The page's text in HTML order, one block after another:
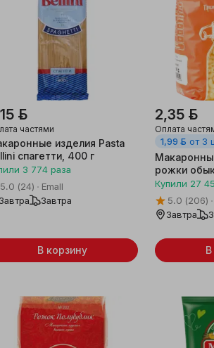
ƃ
частями
изделия Pasta
спагетти, 400 г
3 774 раза
5.0 (24)
Emall
Завтра
Завтра
В корзину
2,35 ƃ
Оплата
1,99 ƃ от 3
рожки
Купили 27
5.0 (206)
Завтра
В